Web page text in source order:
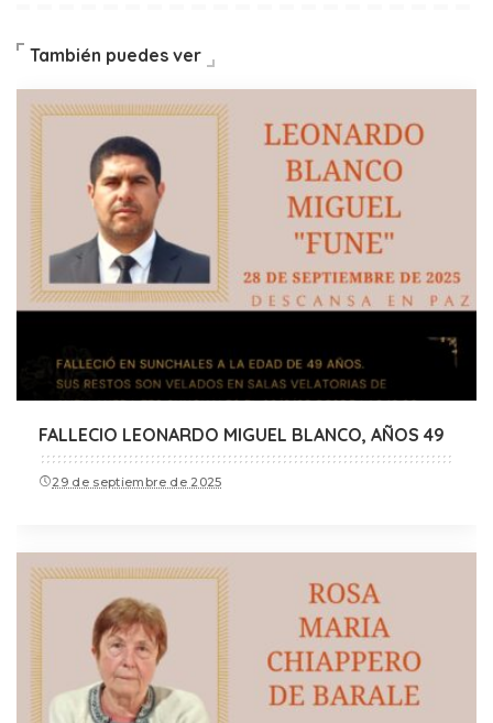
También puedes ver
FALLECIO LEONARDO MIGUEL BLANCO, AÑOS 49
29 de septiembre de 2025